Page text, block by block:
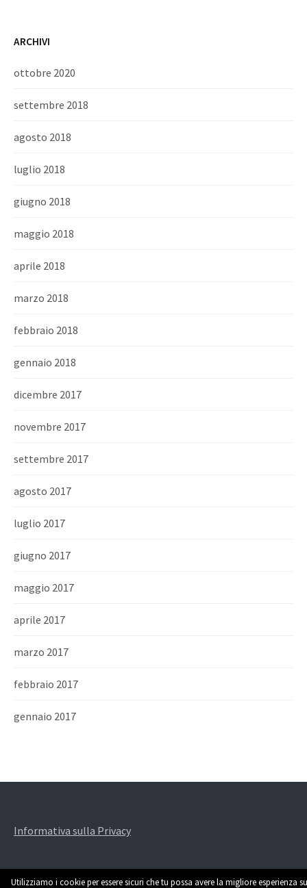
ARCHIVI
ottobre 2020
settembre 2018
agosto 2018
luglio 2018
giugno 2018
maggio 2018
aprile 2018
marzo 2018
febbraio 2018
gennaio 2018
dicembre 2017
novembre 2017
settembre 2017
agosto 2017
luglio 2017
giugno 2017
maggio 2017
aprile 2017
marzo 2017
febbraio 2017
gennaio 2017
Informativa sulla Privacy
Utilizziamo i cookie per essere sicuri che tu possa avere la migliore esperienza